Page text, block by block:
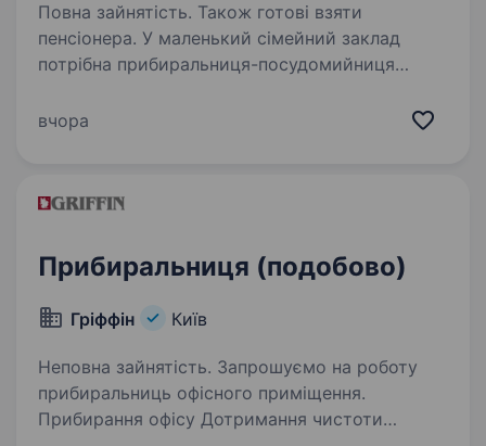
Повна зайнятість. Також готові взяти
пенсіонера. У маленький сімейний заклад
потрібна прибиральниця-посудомийниця
Умови роботи: Графік: 3/3 з 11:00 до 22:00
вчора
Прибиральниця (подобово)
Гріффін Київ
Неповна зайнятість. Запрошуємо на роботу
прибиральниць офісного приміщення.
Прибирання офісу Дотримання чистоти